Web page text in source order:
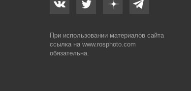
При использовании материалов сайта
ссылка на www.rosphoto.com
обязательна.